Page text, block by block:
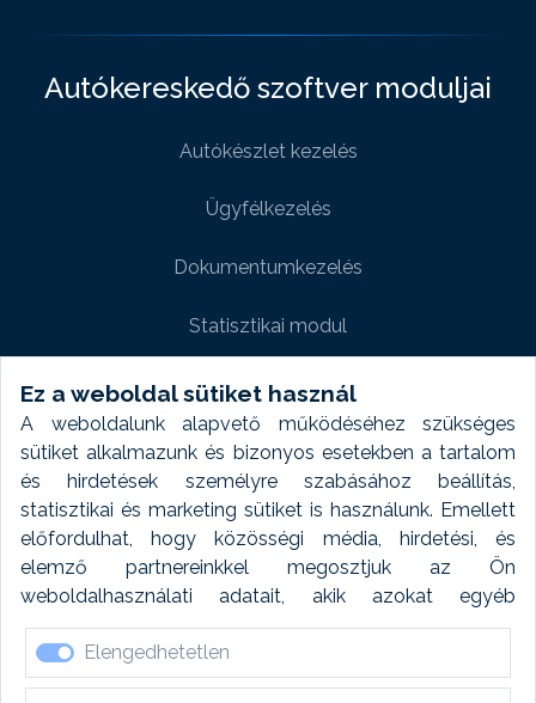
Ez a weboldal sütiket használ
A weboldalunk alapvető működéséhez szükséges
sütiket alkalmazunk és bizonyos esetekben a tartalom
és hirdetések személyre szabásához beállítás,
statisztikai és marketing sütiket is használunk. Emellett
előfordulhat, hogy közösségi média, hirdetési, és
elemző partnereinkkel megosztjuk az Ön
weboldalhasználati adatait, akik azokat egyéb
forrásokból gyűjtött adatokkal kombinálhatják. A sütik
elfogadásával kapcsolatosan naplózást végzünk és
ezen adatokat 6 hónap után automatikusan töröljük. A
Elengedhetetlen
Autókereskedő szoftver moduljai
Autókészlet kezelés
Ügyfélkezelés
Dokumentumkezelés
Statisztikai modul
Weboldal modul
Fényképtár extra modul
Autómosó modul
Feladatütemezés